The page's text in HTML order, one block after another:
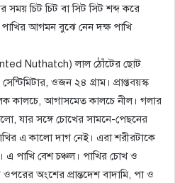
সময় চিট চিট বা সিট সিট শব্দ করে
আগমন বুঝে নেন দক্ষ পাখি
Nuthatch) লাল ঠোঁটের ছোট
ওজন ২৪ গ্রাম। প্রাপ্তবয়স্ক
কালচে, আগাসমেত কালচে নীল। গলার
যার সঙ্গে চোখের সামনে-পেছনের
এ কালো দাগ নেই। এরা শরীরটাকে
এ পাখি বেশ চঞ্চল। পাখির চোখ ও
অংশের প্রান্তদেশ বাদামি, পা ও